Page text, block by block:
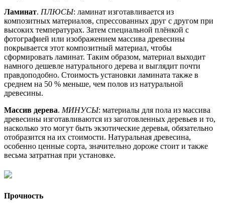
Ламинат. ПЛЮСЫ: ламинат изготавливается из
композитных материалов, спрессованных друг с другом при
высоких температурах. Затем специальной плёнкой с
фотографией или изображением массива древесины
покрывается этот композитный материал, чтобы
сформировать ламинат. Таким образом, материал выходит
намного дешевле натурального дерева и выглядит почти
правдоподобно. Стоимость установки ламината также в
среднем на 50 % меньше, чем полов из натуральной
древесины.
Массив дерева. МИНУСЫ: материалы для пола из массива
древесины изготавливаются из заготовленных деревьев и то,
насколько это могут быть экзотические деревья, обязательно
отобразится на их стоимости. Натуральная древесина,
особенно ценные сорта, значительно дороже стоит и также
весьма затратная при установке.
Прочность